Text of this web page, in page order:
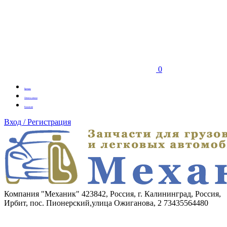
0
Бренды
Оплата заказа
Вакансии
Вход / Регистрация
Компания "Механик" 423842, Россия, г. Калининград, Россия,
Ирбит, пос. Пионерский,улица Ожиганова, 2 73435564480